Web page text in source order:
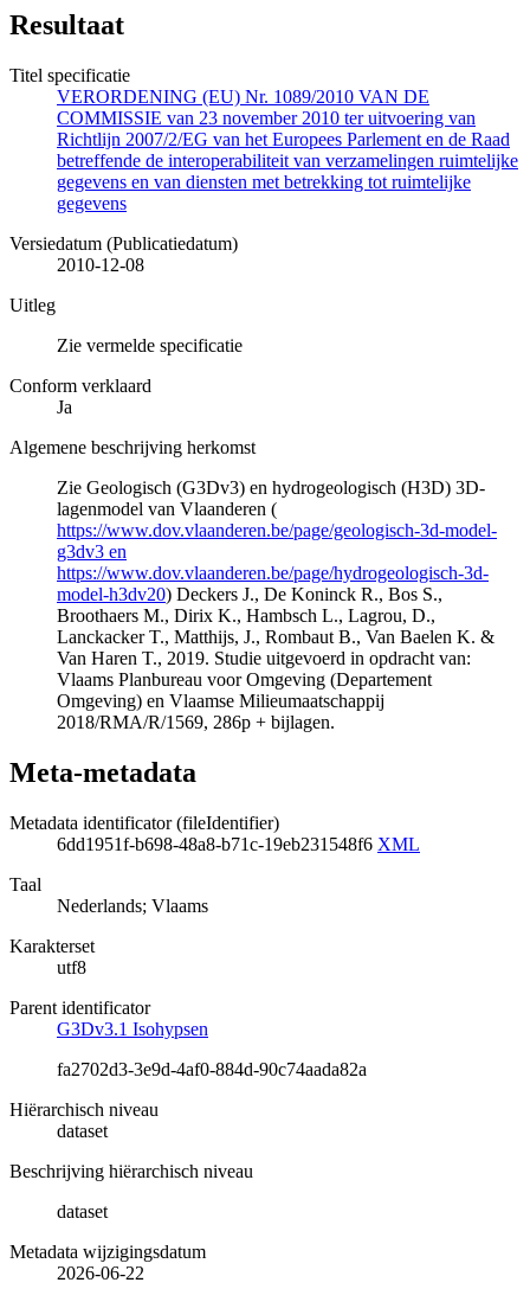
Resultaat
Titel specificatie
VERORDENING (EU) Nr. 1089/2010 VAN DE
COMMISSIE van 23 november 2010 ter uitvoering van
Richtlijn 2007/2/EG van het Europees Parlement en de Raad
betreffende de interoperabiliteit van verzamelingen ruimtelijke
gegevens en van diensten met betrekking tot ruimtelijke
gegevens
Versiedatum (Publicatiedatum)
2010-12-08
Uitleg
Zie vermelde specificatie
Conform verklaard
Ja
Algemene beschrijving herkomst
Zie Geologisch (G3Dv3) en hydrogeologisch (H3D) 3D-
lagenmodel van Vlaanderen (
https://www.dov.vlaanderen.be/page/geologisch-3d-model-
g3dv3 en
https://www.dov.vlaanderen.be/page/hydrogeologisch-3d-
model-h3dv20) Deckers J., De Koninck R., Bos S.,
Broothaers M., Dirix K., Hambsch L., Lagrou, D.,
Lanckacker T., Matthijs, J., Rombaut B., Van Baelen K. &
Van Haren T., 2019. Studie uitgevoerd in opdracht van:
Vlaams Planbureau voor Omgeving (Departement
Omgeving) en Vlaamse Milieumaatschappij
2018/RMA/R/1569, 286p + bijlagen.
Meta-metadata
Metadata identificator (fileIdentifier)
6dd1951f-b698-48a8-b71c-19eb231548f6 XML
Taal
Nederlands; Vlaams
Karakterset
utf8
Parent identificator
G3Dv3.1 Isohypsen
fa2702d3-3e9d-4af0-884d-90c74aada82a
Hiërarchisch niveau
dataset
Beschrijving hiërarchisch niveau
dataset
Metadata wijzigingsdatum
2026-06-22